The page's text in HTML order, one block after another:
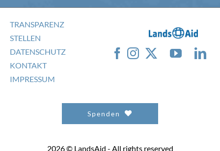
TRANSPARENZ
STELLEN
DATENSCHUTZ
KONTAKT
IMPRESSUM
Spenden